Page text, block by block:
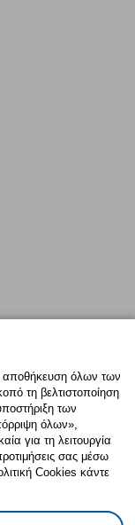
αποθήκευση όλων των
τη βελτιστοποίηση
των
όλων»,
για τη λειτουργία
σας μέσω
Cookies κάντε